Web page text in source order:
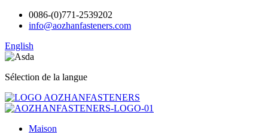
0086-(0)771-2539202
info@aozhanfasteners.com
English
Sélection de la langue
Maison